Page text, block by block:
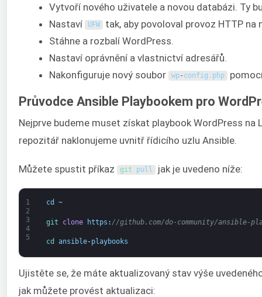
Vytvoří nového uživatele a novou databázi. Ty
Nastaví
UFW tak, aby povoloval provoz HTTP
Stáhne a rozbalí WordPress.
Nastaví oprávnění a vlastnictví adresářů.
Nakonfiguruje nový soubor
wp- config . php
Průvodce Ansible Playbookem pro
Nejprve budeme muset získat playbook WordPress
repozitář naklonujeme uvnitř řídicího uzlu Ansible.
Můžete spustit příkaz git pull jak je uvedeno níže:
1
2
3
4
5
cd ~
git clone https : //github.com/do-community/ansible-
cd ansible-playbooks
Ujistěte se, že máte aktualizovaný stav výše
jak můžete provést aktualizaci: